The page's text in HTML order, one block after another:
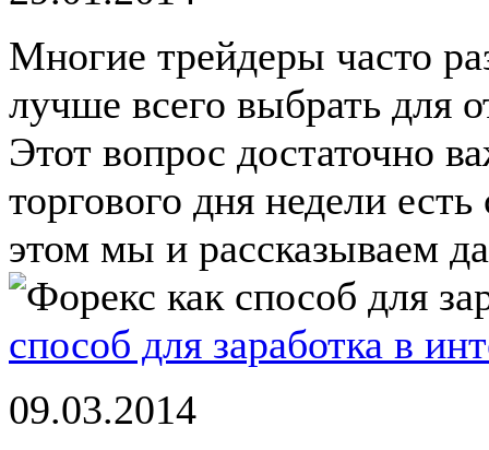
Многие трейдеры часто
лучше всего выбрать для
Этот вопрос достаточно
торгового дня недели
этом мы и рассказываем
способ для заработка в
09.03.2014